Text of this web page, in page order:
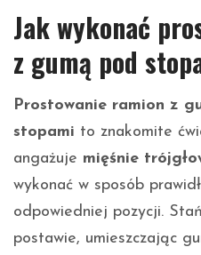
Jak wykonać
z gumą pod
Prostowanie ramion z
stopami to znakomite
angażuje mięśnie
wykonać w sposób
odpowiedniej pozycji.
postawie, umieszczając